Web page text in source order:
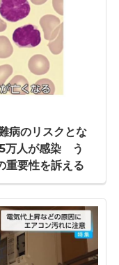
病のリスクとな
万人が感染 う
要性を訴える